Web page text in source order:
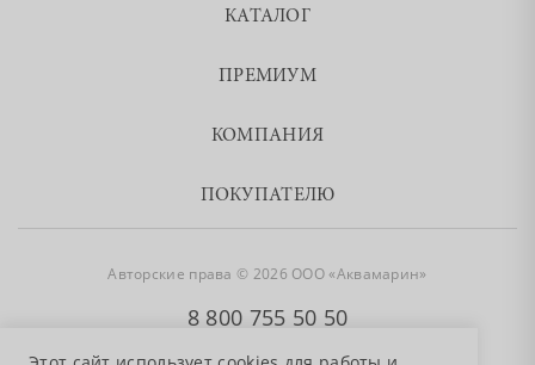
КАТАЛОГ
ПРЕМИУМ
КОМПАНИЯ
ПОКУПАТЕЛЮ
Авторские права © 2026 ООО «Аквамарин»
8 800 755 50 50